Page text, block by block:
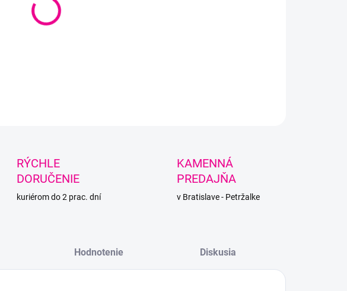
RÝCHLE
DORUČENIE
kuriérom do 2 prac. dní
KAMENNÁ
PREDAJŇA
v Bratislave - Petržalke
Hodnotenie Diskusia